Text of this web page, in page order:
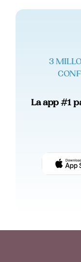
3
La app #1